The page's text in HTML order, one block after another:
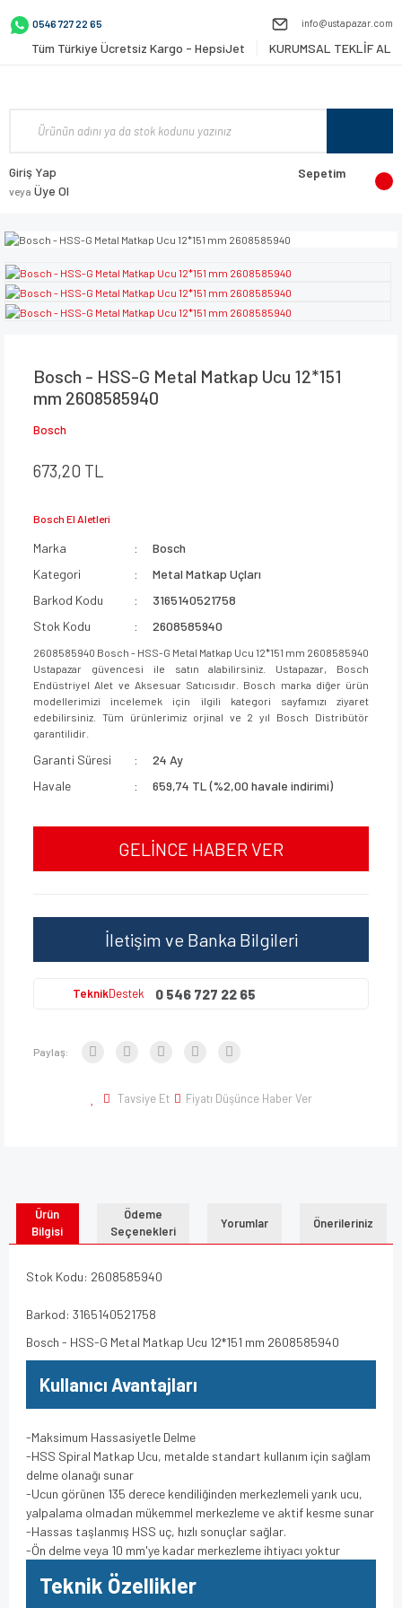
0546 727 22 65 info@ustapazar.com
Tüm Türkiye Ücretsiz Kargo - HepsiJet KURUMSAL TEKLİF AL
Giriş Yap
veya Üye Ol
Sepetim
Bosch - HSS-G Metal Matkap Ucu 12*151
mm 2608585940
Bosch
673,20 TL
Bosch El Aletleri
Marka
Bosch
Kategori
Metal Matkap Uçları
Barkod Kodu
3165140521758
Stok Kodu
2608585940
2608585940 Bosch - HSS-G Metal Matkap Ucu 12*151 mm 2608585940
Ustapazar güvencesi ile satın alabilirsiniz. Ustapazar, Bosch
Endüstriyel Alet ve Aksesuar Satıcısıdır. Bosch marka diğer ürün
modellerimizi incelemek için ilgili kategori sayfamızı ziyaret
edebilirsiniz. Tüm ürünlerimiz orjinal ve 2 yıl Bosch Distribütör
garantilidir.
Garanti Süresi
24 Ay
Havale
659,74 TL (%2,00 havale indirimi)
GELİNCE HABER VER
İletişim ve Banka Bilgileri
TeknikDestek 0 546 727 22 65
Paylaş:
Tavsiye Et Fiyatı Düşünce Haber Ver
Ürün
Bilgisi
Ödeme
Seçenekleri
Yorumlar Önerileriniz
Stok Kodu: 2608585940
Barkod: 3165140521758
Bosch - HSS-G Metal Matkap Ucu 12*151 mm 2608585940
Kullanıcı Avantajları
-Maksimum Hassasiyetle Delme
-HSS Spiral Matkap Ucu, metalde standart kullanım için sağlam
delme olanağı sunar
-Ucun görünen 135 derece kendiliğinden merkezlemeli yarık ucu,
yalpalama olmadan mükemmel merkezleme ve aktif kesme sunar
-Hassas taşlanmış HSS uç, hızlı sonuçlar sağlar.
-Ön delme veya 10 mm'ye kadar merkezleme ihtiyacı yoktur
Teknik Özellikler